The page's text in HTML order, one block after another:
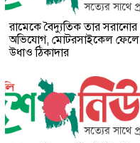
রামেকে বৈদ্যুতিক তার সরানোর
অভিযোগ, মোটরসাইকেল ফেলে
উধাও ঠিকাদার